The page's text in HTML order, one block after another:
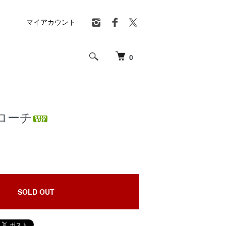
0
マイアカウント
ーチ
SOLD OUT